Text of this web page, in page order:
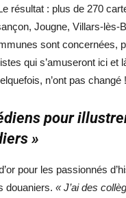
résultat : plus de 270
Jougne, Villars-
sont concernées,
qui s’amuseront ici et
n’ont pas changé !
pour
»
pour les passionnés
douaniers. « J’ai des